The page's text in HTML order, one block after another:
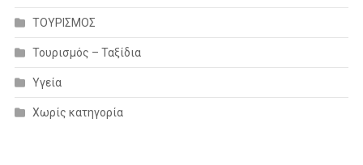
ΤΟΥΡΙΣΜΟΣ
Τουρισμός – Ταξίδια
Υγεία
Χωρίς κατηγορία